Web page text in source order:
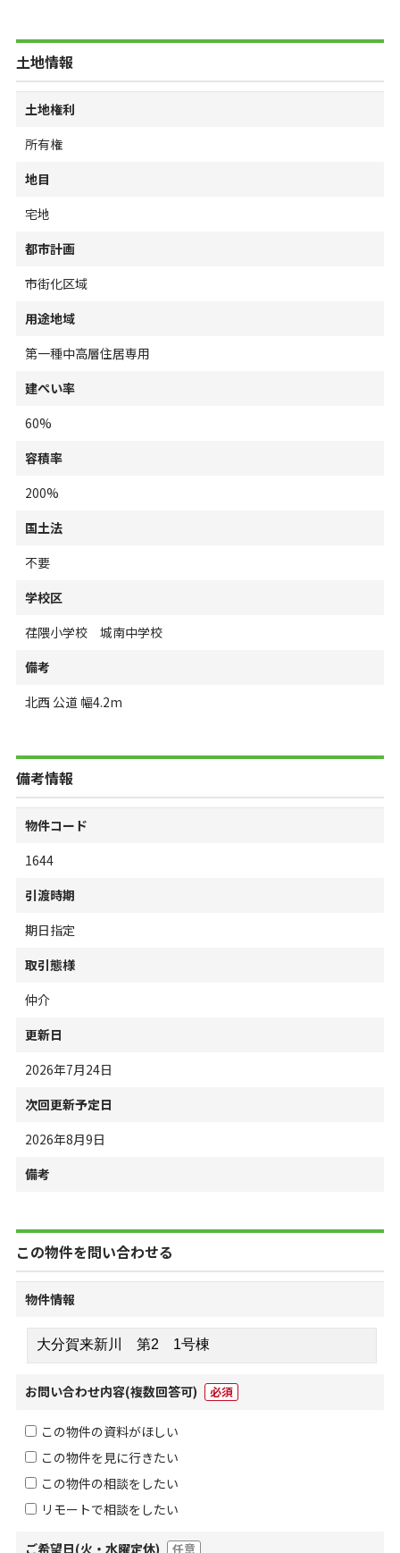
土地情報
土地権利
所有権
地目
宅地
都市計画
市街化区域
用途地域
第一種中高層住居専用
建ぺい率
60%
容積率
200%
国土法
不要
学校区
荏隈小学校 城南中学校
備考
北西 公道 幅4.2m
備考情報
物件コード
1644
引渡時期
期日指定
取引態様
仲介
更新日
2026年7月24日
次回更新予定日
2026年8月9日
備考
この物件を問い合わせる
物件情報
お問い合わせ内容(複数回答可) 必須
この物件の資料がほしい
この物件を見に行きたい
この物件の相談をしたい
リモートで相談をしたい
ご希望日(火・水曜定休) 任意